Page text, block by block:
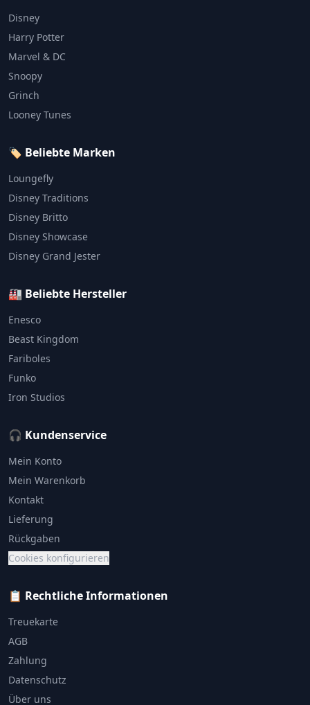
Disney
Harry Potter
Marvel & DC
Snoopy
Grinch
Looney Tunes
🏷️ Beliebte Marken
Loungefly
Disney Traditions
Disney Britto
Disney Showcase
Disney Grand Jester
🏭 Beliebte Hersteller
Enesco
Beast Kingdom
Fariboles
Funko
Iron Studios
🎧 Kundenservice
Mein Konto
Mein Warenkorb
Kontakt
Lieferung
Rückgaben
Cookies konfigurieren
📋 Rechtliche Informationen
Treuekarte
AGB
Zahlung
Datenschutz
Über uns